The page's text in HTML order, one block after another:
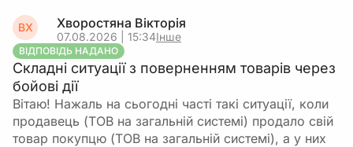
ВХ Хворостяна Вікторія
07.08.2026 | 15:34Інше
ВІДПОВІДЬ НАДАНО
Складні ситуації з поверненням товарів через
бойові дії
Вітаю! Нажаль на сьогодні часті такі ситуації, коли
продавець (ТОВ на загальній системі) продало свій
товар покупцю (ТОВ на загальній системі), а у них